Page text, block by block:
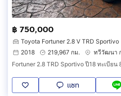
฿ 750,000
Toyota Fortuner 2.8 V TRD Sportivo
2018
219,967 กม.
ทวีวัฒนา
Fortuner 2.8 TRD Sportivo ปี18 ทะเบียน
แชท